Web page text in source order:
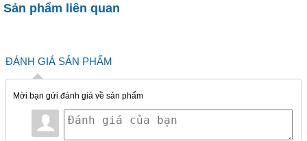
Sản phẩm liên quan
ĐÁNH GIÁ SẢN PHẨM
Mời bạn gửi đánh giá về sản phẩm